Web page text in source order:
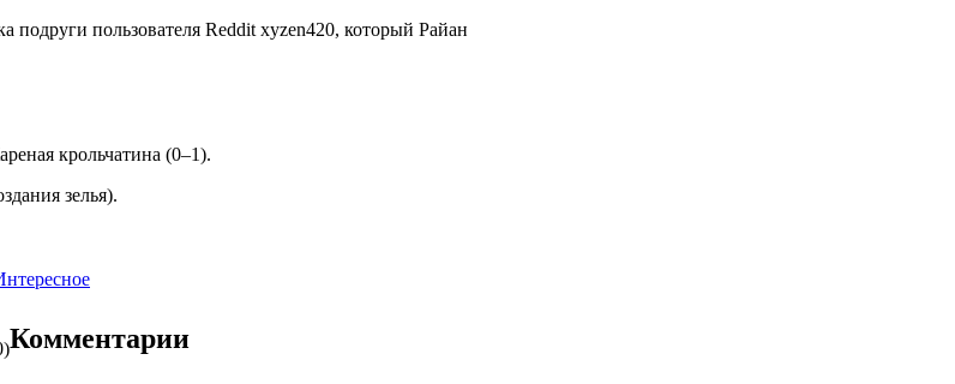
подруги пользователя Reddit xyzen420, который Райан
крольчатина (0–1).
зелья).
Комментарии